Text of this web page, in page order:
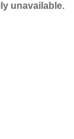
unavailable.